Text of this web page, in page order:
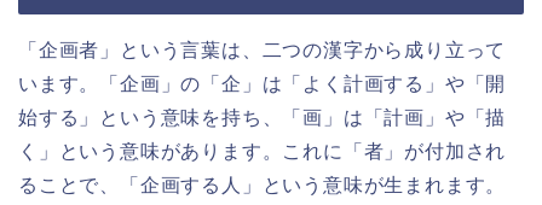
「企画者」という言葉は、二つの漢字から成り立って
います。「企画」の「企」は「よく計画する」や「開
始する」という意味を持ち、「画」は「計画」や「描
く」という意味があります。これに「者」が付加され
ることで、「企画する人」という意味が生まれます。